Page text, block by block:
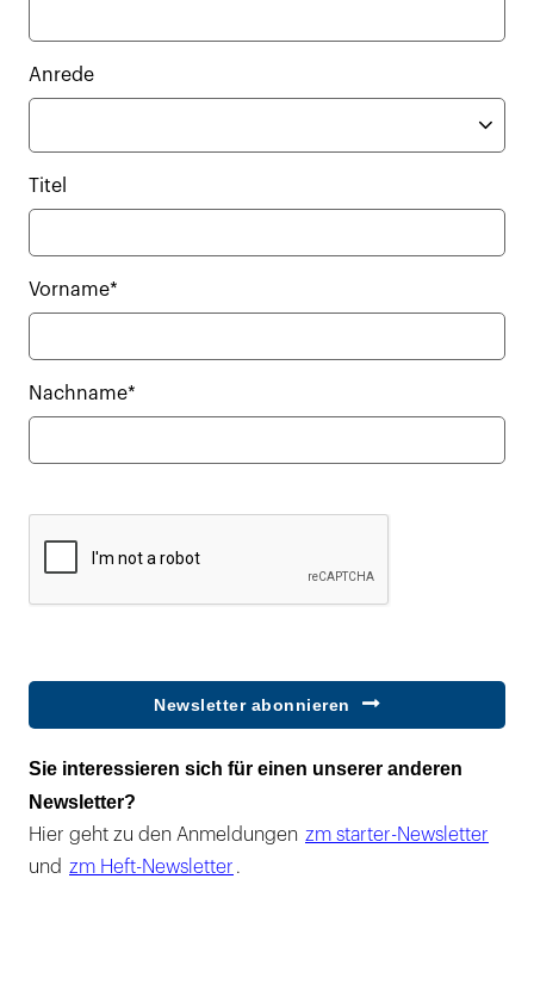
Anrede
Titel
Vorname*
Nachname*
Newsletter abonnieren
Sie interessieren sich für einen unserer anderen
Newsletter?
Hier geht zu den Anmeldungen zm starter-Newsletter
und zm Heft-Newsletter .